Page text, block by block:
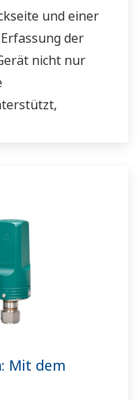
und einer
der
nicht nur
Mit dem